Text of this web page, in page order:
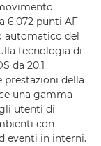
6.072 punti AF
automatico del
tecnologia di
da 20.1
della
una gamma
utenti di
con
eventi in interni.